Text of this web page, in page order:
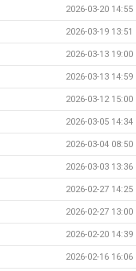
2026-03-20 14:55
2026-03-19 13:51
2026-03-13 19:00
2026-03-13 14:59
2026-03-12 15:00
2026-03-05 14:34
2026-03-04 08:50
2026-03-03 13:36
2026-02-27 14:25
2026-02-27 13:00
2026-02-20 14:39
2026-02-16 16:06